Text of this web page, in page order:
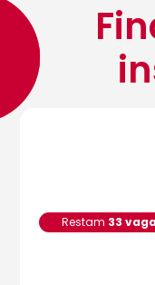
Restam 33